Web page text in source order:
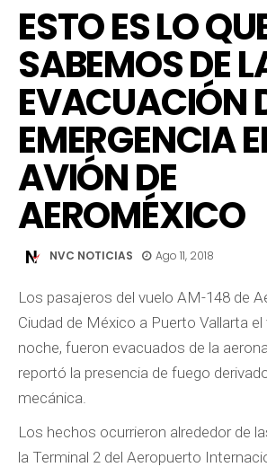
ESTO ES LO
SABEMOS DE
EVACUACIÓN
EMERGENCIA
AVIÓN DE
AEROMÉXICO
NVC NOTICIAS Ago 11, 2018
Los pasajeros del vuelo AM-148 de
Ciudad de México a Puerto Vallarta el
noche, fueron evacuados de la
reportó la presencia de fuego
mecánica.
Los hechos ocurrieron alrededor de
la Terminal 2 del Aeropuerto